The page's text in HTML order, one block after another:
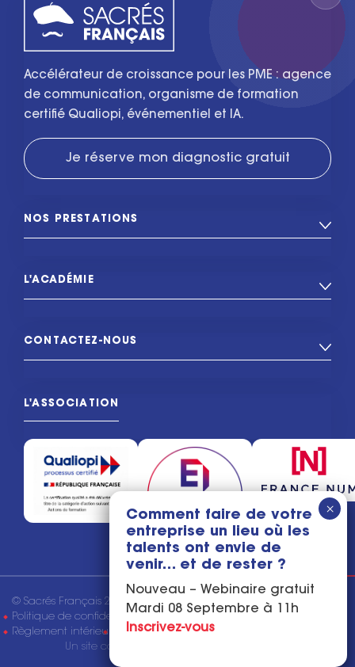
Accélérateur de croissance pour les PME : agence
de communication, organisme de formation
certifié Qualiopi, événementiel et IA.
Je réserve mon diagnostic gratuit
NOS PRESTATIONS
L'ACADÉMIE
CONTACTEZ-NOUS
L'ASSOCIATION
© Sacrés Français 2026 Mentions légales
Politique de confidentialité
Conditions générales de vente
Règlement intérieur
Tous droits réservés
Un site conçu & réalisé par
Comment faire de votre
entreprise un lieu où les
talents ont envie de
venir… et de rester ?
Nouveau – Webinaire gratuit
Mardi 08 Septembre à 11h
Inscrivez-vous